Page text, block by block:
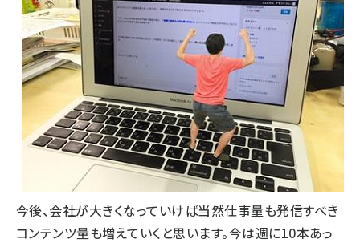
今後、会社が大きくなっていけば当然仕事量も発信すべき
コンテンツ量も増えていくと思います。今は週に10本あっ